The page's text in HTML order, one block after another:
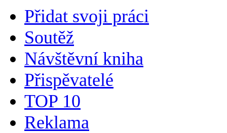
Přidat svoji práci
Soutěž
Návštěvní kniha
Přispěvatelé
TOP 10
Reklama